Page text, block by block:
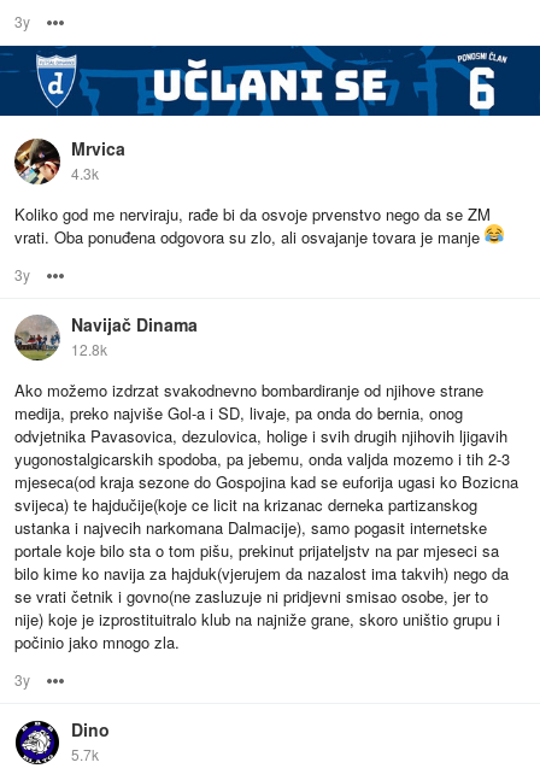
3y
Mrvica
4.3k
Koliko god me nerviraju, rađe bi da osvoje prvenstvo nego da se ZM
vrati. Oba ponuđena odgovora su zlo, ali osvajanje tovara je manje
3y
Navijač Dinama
12.8k
Ako možemo izdrzat svakodnevno bombardiranje od njihove strane
medija, preko najviše Gol-a i SD, livaje, pa onda do bernia, onog
odvjetnika Pavasovica, dezulovica, holige i svih drugih njihovih ljigavih
yugonostalgicarskih spodoba, pa jebemu, onda valjda mozemo i tih 2-3
mjeseca(od kraja sezone do Gospojina kad se euforija ugasi ko Bozicna
svijeca) te hajdučije(koje ce licit na krizanac derneka partizanskog
ustanka i najvecih narkomana Dalmacije), samo pogasit internetske
portale koje bilo sta o tom pišu, prekinut prijateljstv na par mjeseci sa
bilo kime ko navija za hajduk(vjerujem da nazalost ima takvih) nego da
se vrati četnik i govno(ne zasluzuje ni pridjevni smisao osobe, jer to
nije) koje je izprostituitralo klub na najniže grane, skoro uništio grupu i
počinio jako mnogo zla.
3y
Dino
5.7k